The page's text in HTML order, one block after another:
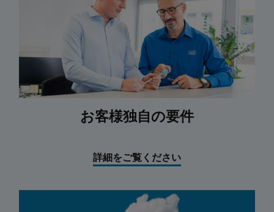
お客様独自の要件
詳細をご覧ください